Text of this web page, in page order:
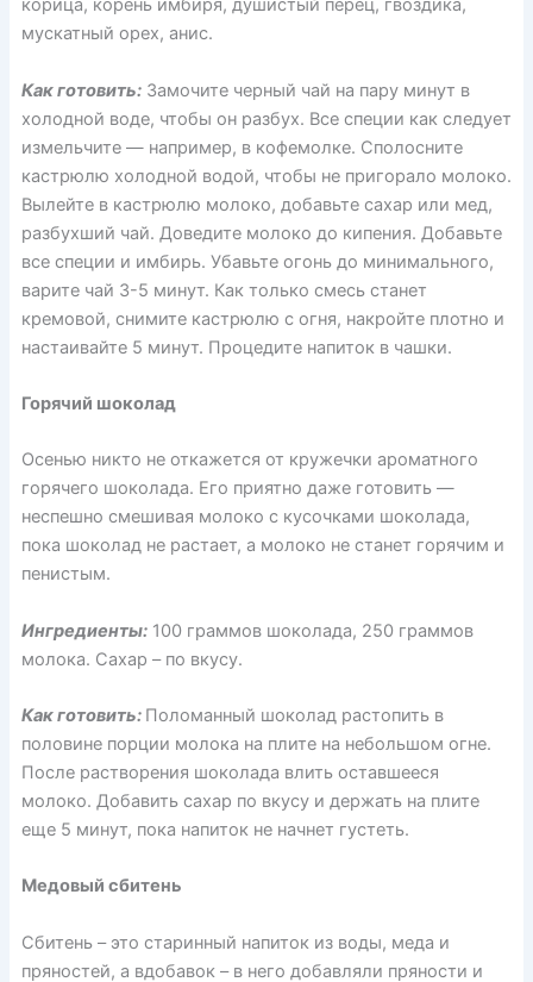
корица, корень имбиря, душистый перец, гвоздика,
мускатный орех, анис.
Как готовить: Замочите черный чай на пару минут в
холодной воде, чтобы он разбух. Все специи как следует
измельчите — например, в кофемолке. Сполосните
кастрюлю холодной водой, чтобы не пригорало молоко.
Вылейте в кастрюлю молоко, добавьте сахар или мед,
разбухший чай. Доведите молоко до кипения. Добавьте
все специи и имбирь. Убавьте огонь до минимального,
варите чай 3-5 минут. Как только смесь станет
кремовой, снимите кастрюлю с огня, накройте плотно и
настаивайте 5 минут. Процедите напиток в чашки.
Горячий шоколад
Осенью никто не откажется от кружечки ароматного
горячего шоколада. Его приятно даже готовить —
неспешно смешивая молоко с кусочками шоколада,
пока шоколад не растает, а молоко не станет горячим и
пенистым.
Ингредиенты:100 граммов шоколада, 250 граммов
молока. Сахар – по вкусу.
Как готовить: Поломанный шоколад растопить в
половине порции молока на плите на небольшом огне.
После растворения шоколада влить оставшееся
молоко. Добавить сахар по вкусу и держать на плите
еще 5 минут, пока напиток не начнет густеть.
Медовый сбитень
Сбитень – это старинный напиток из воды, меда и
пряностей, а вдобавок – в него добавляли пряности и